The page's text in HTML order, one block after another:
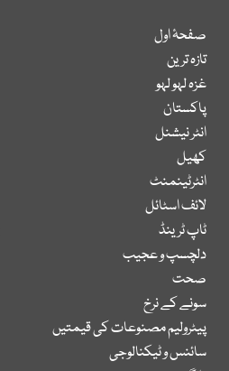
صفحۂ اول
تازہ ترین
غزہ لہو لہو
پاکستان
انٹر نیشنل
کھیل
انٹرٹینمنٹ
لائف اسٹائل
ٹاپ ٹرینڈ
دلچسپ و عجیب
صحت
سونے کے نرخ
پیٹرولیم مصنوعات کی قیمتیں
سائنس و ٹیکنالوجی